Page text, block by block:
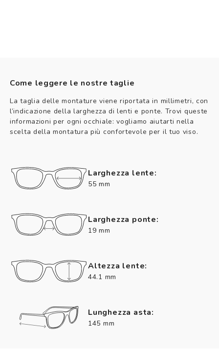
Come leggere le nostre taglie
La taglia delle montature viene riportata in millimetri, con
l’indicazione della larghezza di lenti e ponte. Trovi queste
informazioni per ogni occhiale: vogliamo aiutarti nella
scelta della montatura più confortevole per il tuo viso.
Larghezza lente:
55 mm
Larghezza ponte:
19 mm
Altezza lente:
44.1 mm
Lunghezza asta:
145 mm